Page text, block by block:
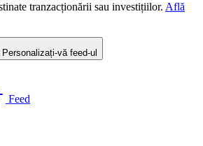
tranzacționării sau investițiilor. Află
Personalizați-vă feed-ul
Feed